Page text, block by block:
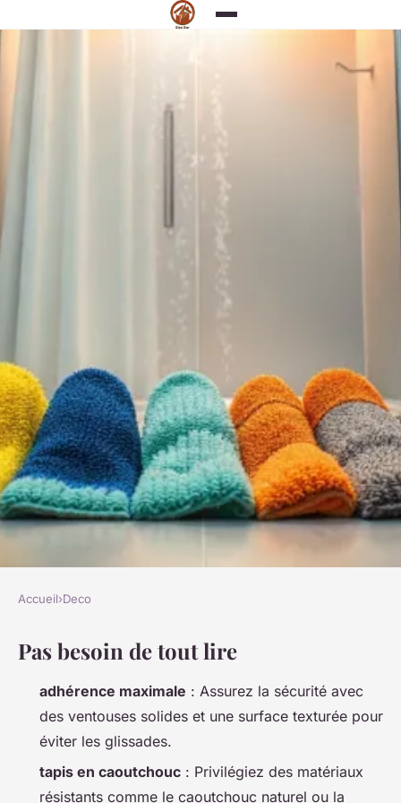
Top 5 tapis antidérapants pour
une douche sécurisée
Camil•17/03/2026 10:36•8 min de lecture
Accueil›Deco
Pas besoin de tout lire
adhérence maximale : Assurez la sécurité avec
des ventouses solides et une surface texturée pour
éviter les glissades.
tapis en caoutchouc : Privilégiez des matériaux
résistants comme le caoutchouc naturel ou la